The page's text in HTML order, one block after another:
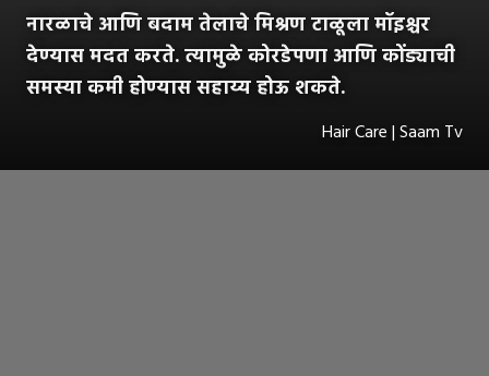
नारळाचे आणि बदाम तेलाचे मिश्रण टाळूला मॉइश्चर
देण्यास मदत करते. त्यामुळे कोरडेपणा आणि कोंड्याची
समस्या कमी होण्यास सहाय्य होऊ शकते.
Hair Care | Saam Tv